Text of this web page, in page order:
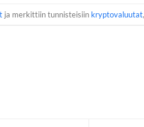
ja merkittiin tunnisteisiin kryptovaluutat,